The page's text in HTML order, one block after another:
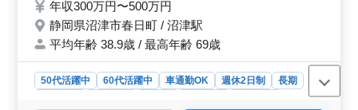
年収300万円〜500万円
静岡県沼津市春日町 / 沼津駅
平均年齢 38.9歳 / 最高年齢 69歳
50代活躍中 60代活躍中 車通勤OK 週休2日制
長期